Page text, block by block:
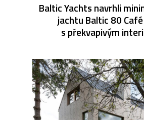
Baltic Yachts navrhli
jachtu Baltic 80
s překvapivým